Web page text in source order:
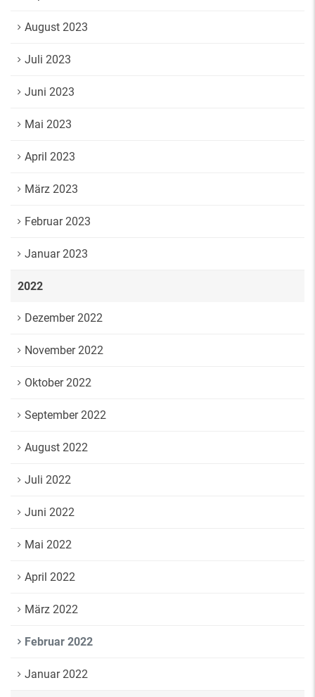
August 2023
Juli 2023
Juni 2023
Mai 2023
April 2023
März 2023
Februar 2023
Januar 2023
2022
Dezember 2022
November 2022
Oktober 2022
September 2022
August 2022
Juli 2022
Juni 2022
Mai 2022
April 2022
März 2022
Februar 2022
Januar 2022